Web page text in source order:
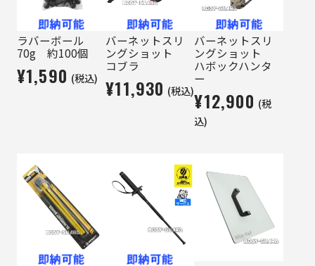
ラバーボール
70g 約100個
¥1,590 (税込)
バーネットスリ
ングショット
コブラ
¥11,930 (税込)
バーネットスリ
ングショット
ハボックハンタ
ー
¥12,900 (税
込)